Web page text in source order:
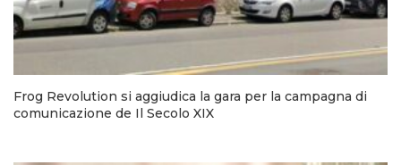
Frog Revolution si aggiudica la gara per la campagna di
comunicazione de Il Secolo XIX